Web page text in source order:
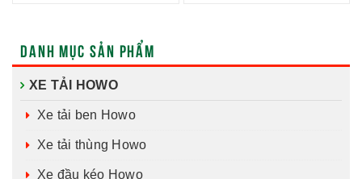
DANH MỤC SẢN PHẨM
XE TẢI HOWO
Xe tải ben Howo
Xe tải thùng Howo
Xe đầu kéo Howo